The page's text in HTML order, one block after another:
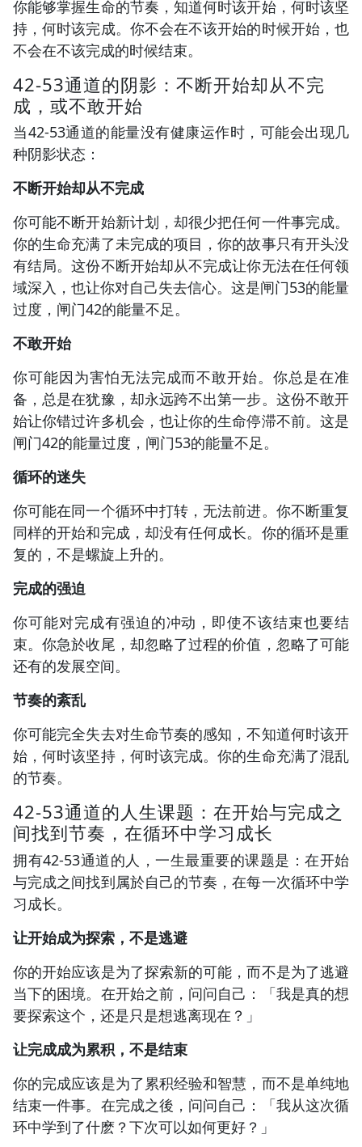
你能够掌握生命的节奏，知道何时该开始，何时该坚
持，何时该完成。你不会在不该开始的时候开始，也
不会在不该完成的时候结束。
42-53通道的阴影：不断开始却从不完
成，或不敢开始
当42-53通道的能量没有健康运作时，可能会出现几
种阴影状态：
不断开始却从不完成
你可能不断开始新计划，却很少把任何一件事完成。
你的生命充满了未完成的项目，你的故事只有开头没
有结局。这份不断开始却从不完成让你无法在任何领
域深入，也让你对自己失去信心。这是闸门53的能量
过度，闸门42的能量不足。
不敢开始
你可能因为害怕无法完成而不敢开始。你总是在准
备，总是在犹豫，却永远跨不出第一步。这份不敢开
始让你错过许多机会，也让你的生命停滞不前。这是
闸门42的能量过度，闸门53的能量不足。
循环的迷失
你可能在同一个循环中打转，无法前进。你不断重复
同样的开始和完成，却没有任何成长。你的循环是重
复的，不是螺旋上升的。
完成的强迫
你可能对完成有强迫的冲动，即使不该结束也要结
束。你急於收尾，却忽略了过程的价值，忽略了可能
还有的发展空间。
节奏的紊乱
你可能完全失去对生命节奏的感知，不知道何时该开
始，何时该坚持，何时该完成。你的生命充满了混乱
的节奏。
42-53通道的人生课题：在开始与完成之
间找到节奏，在循环中学习成长
拥有42-53通道的人，一生最重要的课题是：在开始
与完成之间找到属於自己的节奏，在每一次循环中学
习成长。
让开始成为探索，不是逃避
你的开始应该是为了探索新的可能，而不是为了逃避
当下的困境。在开始之前，问问自己：「我是真的想
要探索这个，还是只是想逃离现在？」
让完成成为累积，不是结束
你的完成应该是为了累积经验和智慧，而不是单纯地
结束一件事。在完成之後，问问自己：「我从这次循
环中学到了什麽？下次可以如何更好？」